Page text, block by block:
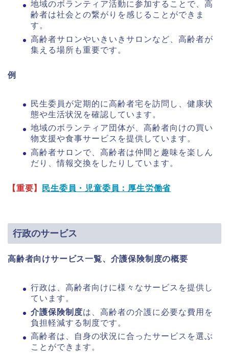
地域のボランティア活動に参加することで、高
齢者は社会との繋がりを感じることができま
す。
高齢者サロンやいきいきサロンなど、高齢者が
集える場所も重要です。
例
民生委員が定期的に高齢者宅を訪問し、健康状
態や生活状況を確認しています。
地域のボランティア団体が、高齢者向けの買い
物支援や食事サービスを提供しています。
高齢者サロンで、高齢者は仲間と趣味を楽しん
だり、情報交換をしたりしています。
【重要】 民生委員・児童委員：厚生労働省
行政のサービス
高齢者向けサービス一覧、介護保険制度の概要
行政は、高齢者向けに様々なサービスを提供し
ています。
介護保険制度は、高齢者の介護に必要な費用を
負担軽減する制度です。
高齢者は、自身の状況に合ったサービスを選ぶ
ことができます。